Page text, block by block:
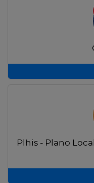
Plhis - Plano